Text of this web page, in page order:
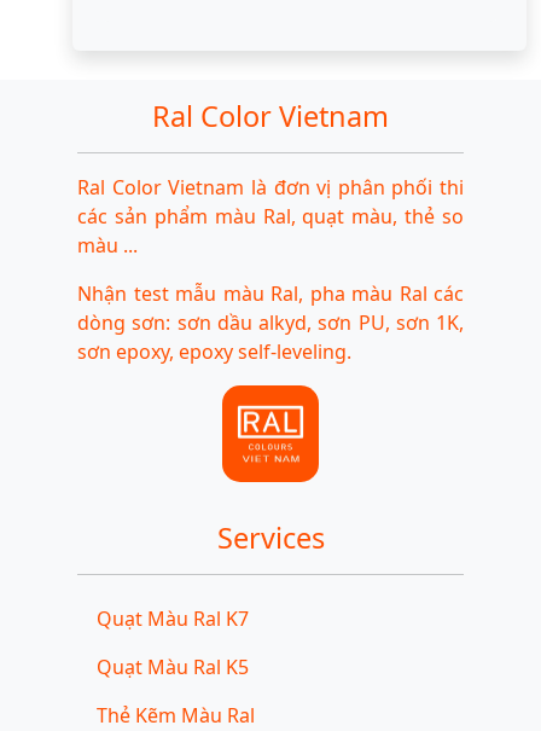
Ral Color Vietnam
Ral Color Vietnam là đơn vị phân phối thi
các sản phẩm màu Ral, quạt màu, thẻ so
màu ...
Nhận test mẫu màu Ral, pha màu Ral các
dòng sơn: sơn dầu alkyd, sơn PU, sơn 1K,
sơn epoxy, epoxy self-leveling.
Services
Quạt Màu Ral K7
Quạt Màu Ral K5
Thẻ Kẽm Màu Ral